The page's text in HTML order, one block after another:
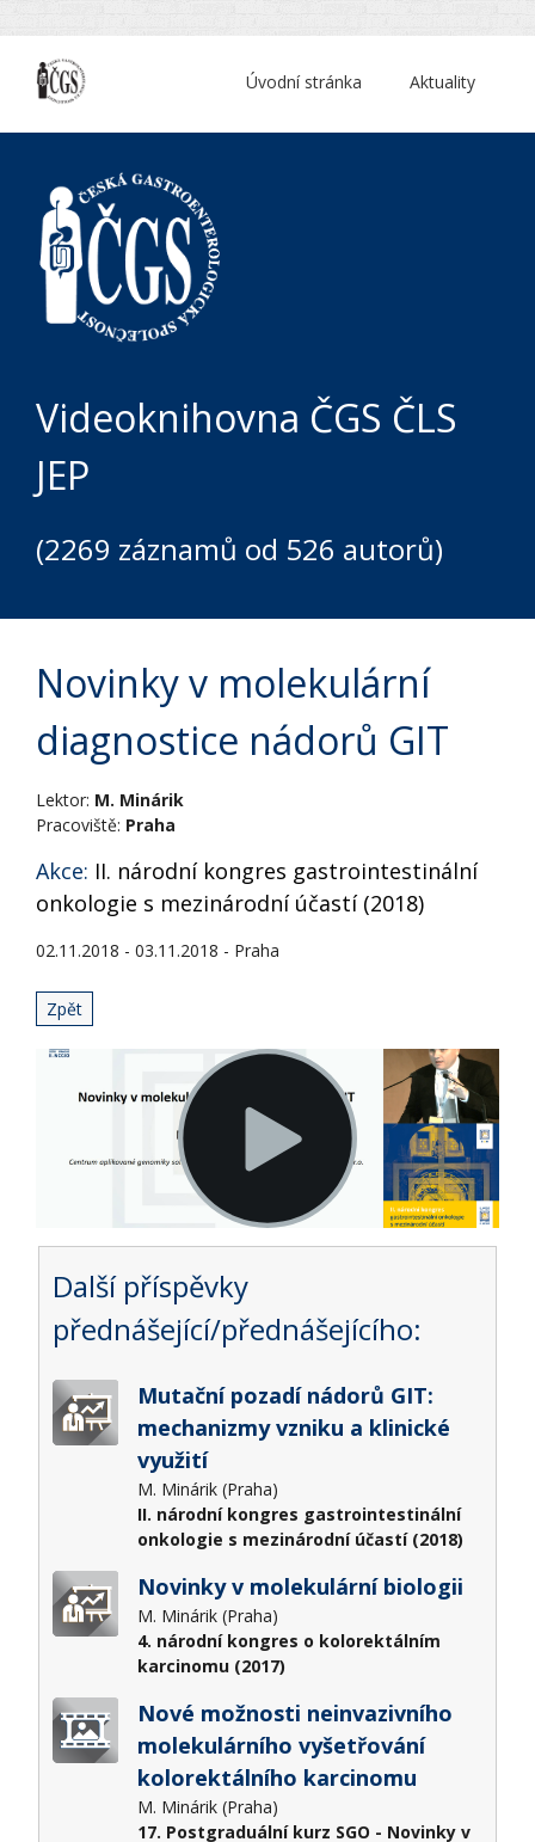
Aktuality
Úvodní stránka
Videoknihovna ČGS ČLS
JEP
(2269 záznamů od 526 autorů)
Novinky v molekulární
diagnostice nádorů GIT
Lektor: M. Minárik
Pracoviště: Praha
Akce: II. národní kongres gastrointestinální
onkologie s mezinárodní účastí (2018)
02.11.2018 - 03.11.2018 - Praha
Zpět
Další příspěvky
přednášející/přednášejícího:
Mutační pozadí nádorů GIT:
mechanizmy vzniku a klinické
využití
M. Minárik (Praha)
II. národní kongres gastrointestinální
onkologie s mezinárodní účastí (2018)
Novinky v molekulární biologii
M. Minárik (Praha)
4. národní kongres o kolorektálním
karcinomu (2017)
Nové možnosti neinvazivního
molekulárního vyšetřování
kolorektálního karcinomu
M. Minárik (Praha)
17. Postgraduální kurz SGO - Novinky v